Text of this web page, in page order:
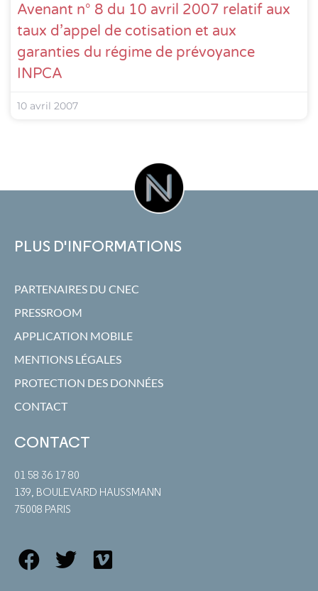
Avenant n° 8 du 10 avril 2007 relatif aux
taux d’appel de cotisation et aux
garanties du régime de prévoyance
INPCA
10 avril 2007
PLUS D'INFORMATIONS
PARTENAIRES DU CNEC
PRESSROOM
APPLICATION MOBILE
MENTIONS LÉGALES
PROTECTION DES DONNÉES
CONTACT
CONTACT
01 58 36 17 80
139, BOULEVARD HAUSSMANN
75008 PARIS